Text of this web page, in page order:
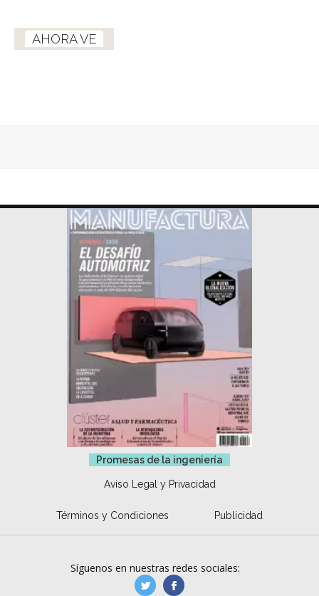
AHORA VE
Promesas de la ingeniería
Aviso Legal y Privacidad
Términos y Condiciones Publicidad
Síguenos en nuestras redes sociales:
manufacturaGE